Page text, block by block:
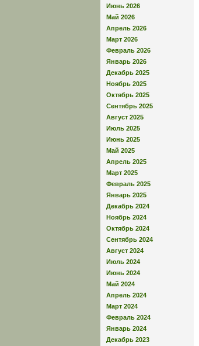
Июнь 2026
Май 2026
Апрель 2026
Март 2026
Февраль 2026
Январь 2026
Декабрь 2025
Ноябрь 2025
Октябрь 2025
Сентябрь 2025
Август 2025
Июль 2025
Июнь 2025
Май 2025
Апрель 2025
Март 2025
Февраль 2025
Январь 2025
Декабрь 2024
Ноябрь 2024
Октябрь 2024
Сентябрь 2024
Август 2024
Июль 2024
Июнь 2024
Май 2024
Апрель 2024
Март 2024
Февраль 2024
Январь 2024
Декабрь 2023